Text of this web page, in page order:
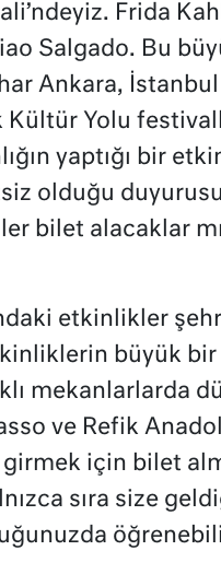
Frida
Salgado. Bu
Ankara, İstanbul
Yolu
yaptığı bir
olduğu duyurusu
bilet alacaklar
etkinlikler
büyük
mekanlarlarda
ve Refik
girmek için bilet
sıra size